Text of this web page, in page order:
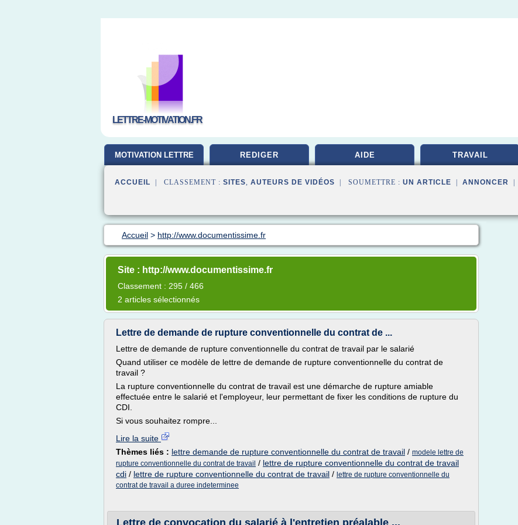
LETTRE-MOTIVATION.FR
MOTIVATION LETTRE REDIGER AIDE TRAVAIL
ACCUEIL | CLASSEMENT : SITES, AUTEURS DE VIDÉOS | SOUMETTRE : UN ARTICLE ANNONCER
Accueil > http://www.documentissime.fr
Site : http://www.documentissime.fr
Classement : 295 / 466
2 articles sélectionnés
Lettre de demande de rupture conventionnelle du contrat de ...
Lettre de demande de rupture conventionnelle du contrat de travail par le salarié
Quand utiliser ce modèle de lettre de demande de rupture conventionnelle du contrat de
travail ?
La rupture conventionnelle du contrat de travail est une démarche de rupture amiable
effectuée entre le salarié et l'employeur, leur permettant de fixer les conditions de rupture du
CDI.
Si vous souhaitez rompre...
Lire la suite
Thèmes liés : lettre demande de rupture conventionnelle du contrat de travail / modele lettre de
rupture conventionnelle du contrat de travail / lettre de rupture conventionnelle du contrat de travail
cdi / lettre de rupture conventionnelle du contrat de travail / lettre de rupture conventionnelle du
contrat de travail a duree indeterminee
Lettre de convocation du salarié à l'entretien préalable ...